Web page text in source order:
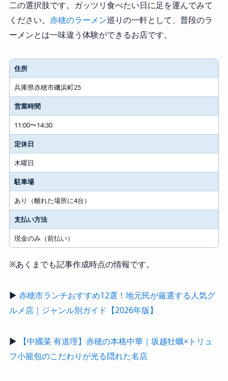
二の選択肢です。ガッツリ食べたい日に足を運んでみて
ください。 赤穂のラーメン巡りの一軒として、普段のラ
ーメンとは一味違う体験ができるお店です。
住所
兵庫県赤穂市磯浜町25
営業時間
11:00〜14:30
定休日
木曜日
駐車場
あり（離れた場所に4台）
支払い方法
現金のみ（前払い）
※あくまでも記事作成時点の情報です。
▶ 赤穂市ランチおすすめ12選！地元民が厳選する人気グ
ルメ店｜ジャンル別ガイド【2026年版】
▶
【中國菜 有道理】赤穂の本格中華｜坂越牡蠣×トリュ
フ小籠包のこだわりが光る隠れた名店